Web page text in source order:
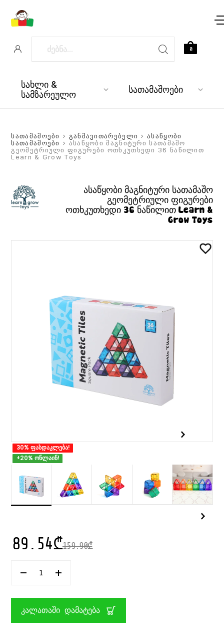
სახლი &
სამზარეულო სათამაშოები
0
სათამაშოები > განმავითარებელი >ასაწყობი
სათამაშოები > ასაწყობი მაგნიტური სათამაშო
გეომეტრიული ფიგურები ოთხკუთხედი 36 ნაწილით
Learn & Grow Toys
ასაწყობი მაგნიტური სათამაშო
გეომეტრიული ფიგურები
ოთხკუთხედი 36 ნაწილით Learn &
Grow Toys
30% ფასდაკლება!
+20% ონლაინ!
159.90₾
89.54₾
ᲠᲐᲝᲓᲔᲜᲝᲑᲐ:
ᲡᲐᲗᲐᲛᲐᲨᲝ
ᲤᲘᲒᲣᲠᲔᲑᲘ
36
ᲙᲐᲚᲐᲗᲐᲨᲘ ᲓᲐᲛᲐᲢᲔᲑᲐ